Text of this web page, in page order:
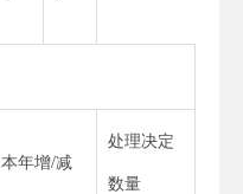
本年增/减
处理决定
数量